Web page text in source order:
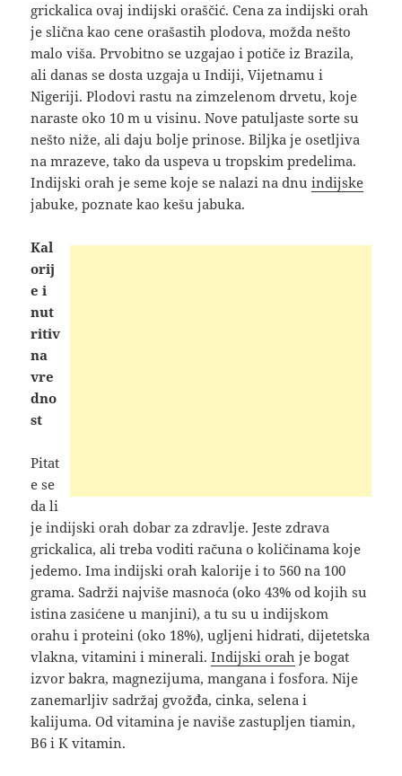
grickalica ovaj indijski oraščić. Cena za indijski orah
je slična kao cene orašastih plodova, možda nešto
malo viša. Prvobitno se uzgajao i potiče iz Brazila,
ali danas se dosta uzgaja u Indiji, Vijetnamu i
Nigeriji. Plodovi rastu na zimzelenom drvetu, koje
naraste oko 10 m u visinu. Nove patuljaste sorte su
nešto niže, ali daju bolje prinose. Biljka je osetljiva
na mrazeve, tako da uspeva u tropskim predelima.
Indijski orah je seme koje se nalazi na dnuindijske
jabuke, poznate kao kešu jabuka.
Kal
orij
e i
nut
ritiv
na
vre
dno
st
Pitat
e se
da li
je indijski orah dobar za zdravlje. Jeste zdrava
grickalica, ali treba voditi računa o količinama koje
jedemo. Ima indijski orah kalorije i to 560 na 100
grama. Sadrži najviše masnoća (oko 43% od kojih su
istina zasićene u manjini), a tu su u indijskom
orahu i proteini (oko 18%), ugljeni hidrati, dijetetska
vlakna, vitamini i minerali.Indijski orah je bogat
izvor bakra, magnezijuma, mangana i fosfora. Nije
zanemarljiv sadržaj gvožđa, cinka, selena i
kalijuma. Od vitamina je naviše zastupljen tiamin,
B6 i K vitamin.